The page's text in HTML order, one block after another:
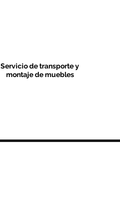
Servicio de transporte y
montaje de muebles